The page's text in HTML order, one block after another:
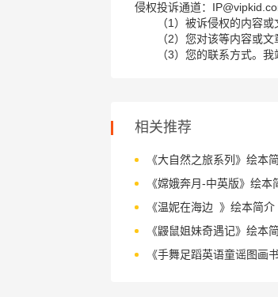
侵权投诉通道：
（1）被诉侵权的内容或
（2）您对该等内容或
（3）您的联系方式。
相关推荐
《大自然之旅系列》绘本
《嫦娥奔月-中英版》绘本
《温妮在海边 》绘本简介
《鼹鼠姐妹奇遇记》绘本
《手舞足蹈英语童谣图画